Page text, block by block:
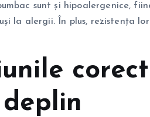
sunt și hipoalergenice,
la alergii. În plus, rezistența